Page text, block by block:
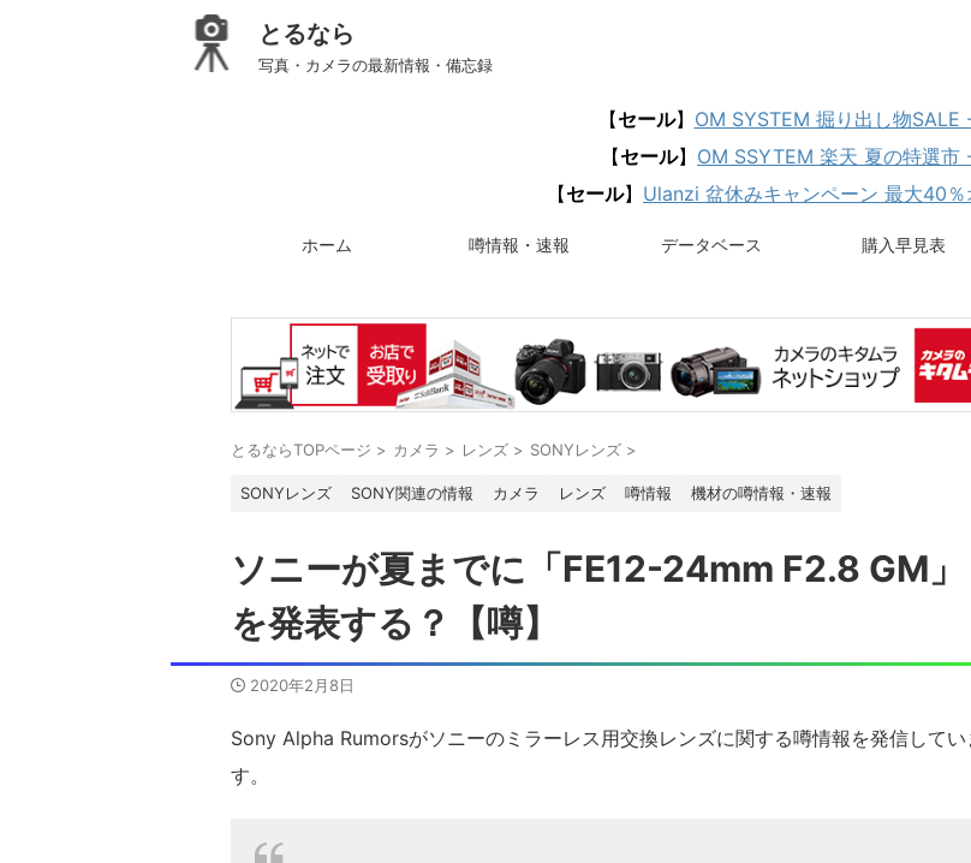
とるなら
写真・カメラの最新情報・備忘録
【セール】 OM SYSTEM 掘り出し物
【セール】 OM SSYTEM 楽天 夏の特選市
【セール】 Ulanzi 盆休みキャンペーン 最大40
ホーム 噂情報・速報 データベース 購入早見表
とるならTOPページ > カメラ > レンズ > SONYレンズ >
SONYレンズ SONY関連の情報 カメラ レンズ 噂情報 機材の噂情報・速報
ソニーが夏までに「FE12-24mm F2.8 GM」
を発表する？【噂】
2020年2月8日
Sony Alpha Rumorsがソニーのミラーレス用交換レンズに関する噂情報を発信してい
す。